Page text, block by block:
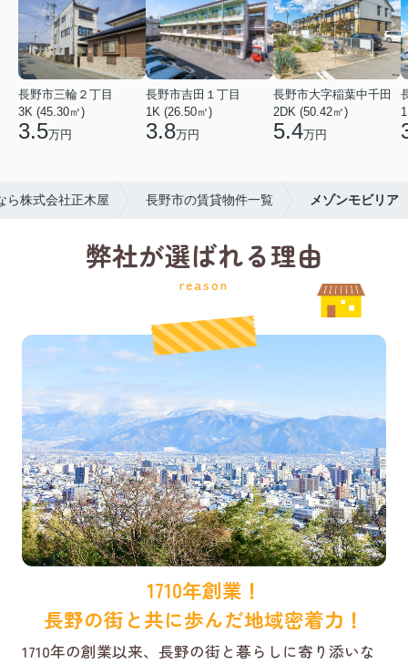
長野市三輪２丁目
3K (45.30㎡)
3.5万円
長野市吉田１丁目
1K (26.50㎡)
3.8万円
長野市大字稲葉中千田
2DK (50.42㎡)
5.4万円
ら株式会社正木屋 長野市の賃貸物件一覧 メゾンモビリア
弊社が選ばれる理由
reason
1710年創業！
長野の街と共に歩んだ地域密着力！
1710年の創業以来、長野の街と暮らしに寄り添いな